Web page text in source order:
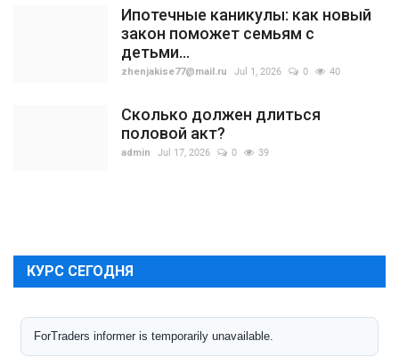
Ипотечные каникулы: как новый
закон поможет семьям с
детьми...
zhenjakise77@mail.ru Jul 1, 2026 0 40
Сколько должен длиться
половой акт?
admin Jul 17, 2026 0 39
КУРС СЕГОДНЯ